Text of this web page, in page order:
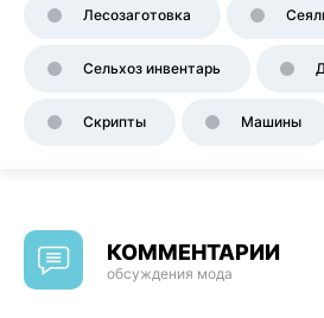
Лесозаготовка
Сельхоз инвентарь
Скрипты Машины
КОММЕНТАРИИ
обсуждения мода